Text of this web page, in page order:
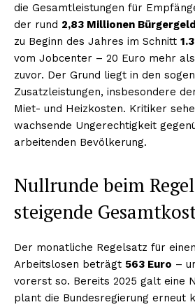
die Gesamtleistungen für
der rund 2,83 Millionen
zu Beginn des Jahres im Schnitt
vom Jobcenter – 20 Euro mehr
zuvor. Der Grund liegt in den
Zusatzleistungen, insbesondere
Miet- und Heizkosten. Kritiker
wachsende Ungerechtigkeit
arbeitenden Bevölkerung.
Nullrunde beim
steigende
Der monatliche Regelsatz für
Arbeitslosen beträgt 563 Euro –
vorerst so. Bereits 2025 galt eine
plant die Bundesregierung erneut